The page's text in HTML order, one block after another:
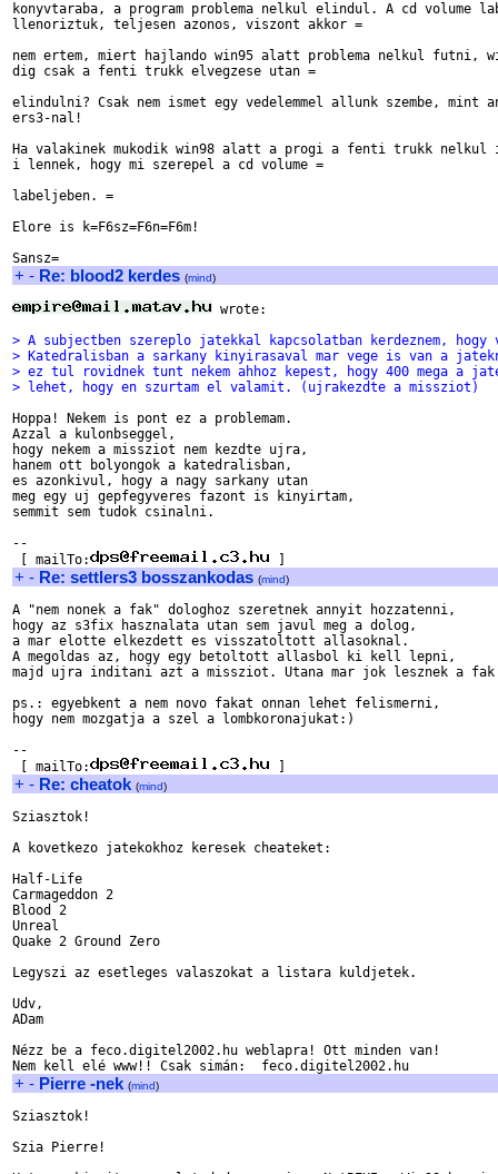
konyvtaraba, a program problema nelkul elindul. A cd volume
llenoriztuk, teljesen azonos, viszont akkor =
nem ertem, miert hajlando win95 alatt problema nelkul futni,
dig csak a fenti trukk elvegzese utan =
elindulni? Csak nem ismet egy vedelemmel allunk szembe, mint
ers3-nal!
Ha valakinek mukodik win98 alatt a progi a fenti trukk nelkul
i lennek, hogy mi szerepel a cd volume =
labeljeben. =
Elore is k=F6sz=F6n=F6m!
+ - Re: blood2 kerdes (mind)
wrote:
> A subjectben szereplo jatekkal kapcsolatban kerdeznem, hogy
> Katedralisban a sarkany kinyirasaval mar vege is van a
> ez tul rovidnek tunt nekem ahhoz kepest, hogy 400 mega a
> lehet, hogy en szurtam el valamit. (ujrakezdte a missziot)
Hoppa! Nekem is pont ez a problemam.
Azzal a kulonbseggel,
hogy nekem a missziot nem kezdte ujra,
hanem ott bolyongok a katedralisban,
es azonkivul, hogy a nagy sarkany utan
meg egy uj gepfegyveres fazont is kinyirtam,
semmit sem tudok csinalni.
--
[ mailTo:
+ - Re: settlers3 bosszankodas (mind)
A "nem nonek a fak" dologhoz szeretnek annyit hozzatenni,
hogy az s3fix hasznalata utan sem javul meg a dolog,
a mar elotte elkezdett es visszatoltott allasoknal.
A megoldas az, hogy egy betoltott allasbol ki kell lepni,
majd ujra inditani azt a missziot. Utana mar jok lesznek a
ps.: egyebkent a nem novo fakat onnan lehet felismerni,
hogy nem mozgatja a szel a lombkoronajukat:)
--
[ mailTo:
+ - Re: cheatok (mind)
Sziasztok!
A kovetkezo jatekokhoz keresek cheateket:
Half-Life
Carmageddon 2
Blood 2
Unreal
Quake 2 Ground Zero
Legyszi az esetleges valaszokat a listara kuldjetek.
Udv,
ADam
Nézz be a feco.digitel2002.hu weblapra! Ott minden van!
+ - Pierre -nek (mind)
Sziasztok!
Szia Pierre!